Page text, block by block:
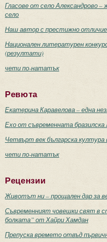
Гласове от село Александрово
село
Наш автор с престижно
Национален литературен
(резултати)
чети по-нататък
Ревюта
Екатерина Каравелова – една
Ехо от съвременната
Четвърт век българска култура
чети по-нататък
Рецензии
Животът ни – прощален дар за
Съвременният човешки свят в
болката” от Хайри Хамдан
Препуска времето отвъд